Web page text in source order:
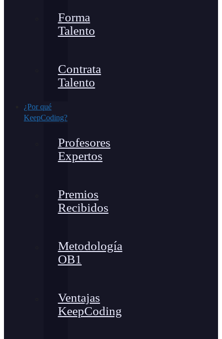
Forma
Talento
Contrata
Talento
¿Por qué
KeepCoding?
Profesores
Expertos
Premios
Recibidos
Metodología
OB1
Ventajas
KeepCoding